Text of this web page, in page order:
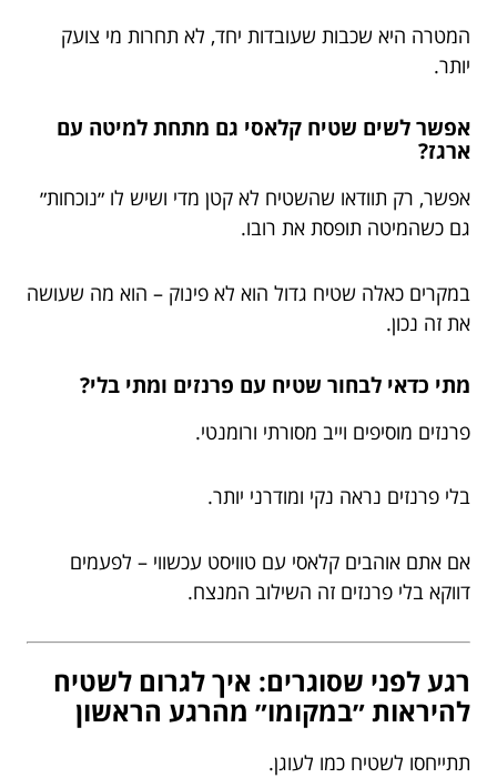
המטרה היא שכבות שעובדות יחד, לא תחרות מי צועק
יותר.
אפשר לשים שטיח קלאסי גם מתחת למיטה עם
ארגז?
אפשר, רק תוודאו שהשטיח לא קטן מדי ושיש לו ״נוכחות״
גם כשהמיטה תופסת את רובו.
במקרים כאלה שטיח גדול הוא לא פינוק – הוא מה שעושה
את זה נכון.
מתי כדאי לבחור שטיח עם פרנזים ומתי בלי?
פרנזים מוסיפים וייב מסורתי ורומנטי.
בלי פרנזים נראה נקי ומודרני יותר.
אם אתם אוהבים קלאסי עם טוויסט עכשווי – לפעמים
דווקא בלי פרנזים זה השילוב המנצח.
רגע לפני שסוגרים: איך לגרום לשטיח
להיראות ״במקומו״ מהרגע הראשון
תתייחסו לשטיח כמו לעוגן.